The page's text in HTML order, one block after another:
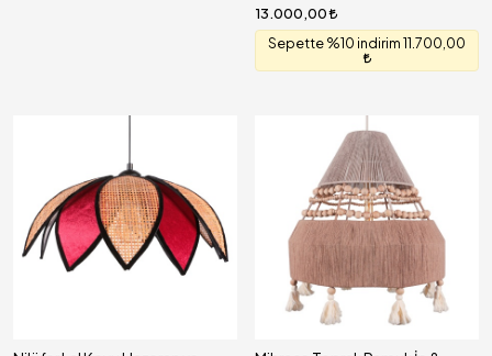
13.000,00
Sepette %10 indirim 11.700,00